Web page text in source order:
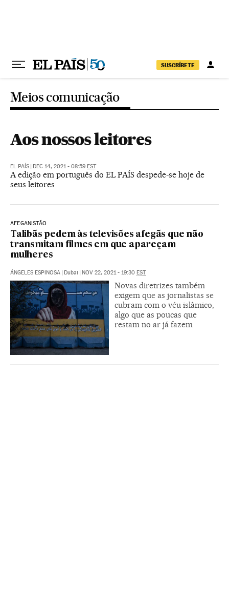
SUSCRÍBETE
Meios comunicação
Aos nossos leitores
EL PAÍS | DEC 14, 2021 - 08:59 EST
A edição em português do EL PAÍS despede-se hoje de
seus leitores
AFEGANISTÃO
Talibãs pedem às televisões afegãs que não
transmitam filmes em que apareçam
mulheres
ÁNGELES ESPINOSA | Dubai | NOV 22, 2021 - 19:30 EST
Novas diretrizes também
exigem que as jornalistas se
cubram com o véu islâmico,
algo que as poucas que
restam no ar já fazem